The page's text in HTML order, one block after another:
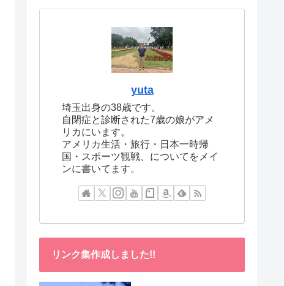
yuta
埼玉出身の38歳です。
自閉症と診断された7歳の娘がアメ
リカにいます。
アメリカ生活・旅行・日本一時帰
国・スポーツ観戦、についてをメイ
ンに書いてます。
リンク集作成しました!!